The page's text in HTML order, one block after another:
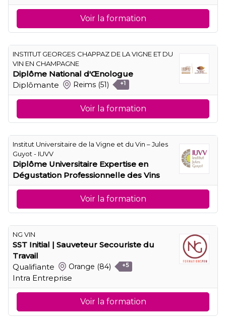
Voir la formation
INSTITUT GEORGES CHAPPAZ DE LA VIGNE ET DU
VIN EN CHAMPAGNE
Diplôme National d'Œnologue
Diplômante
Reims (51) +1
Voir la formation
Institut Universitaire de la Vigne et du Vin – Jules
Guyot - IUVV
Diplôme Universitaire Expertise en
Dégustation Professionnelle des Vins
Voir la formation
NG VIN
SST Initial | Sauveteur Secouriste du
Travail
Qualifiante
Orange (84) +5
Intra Entreprise
Voir la formation